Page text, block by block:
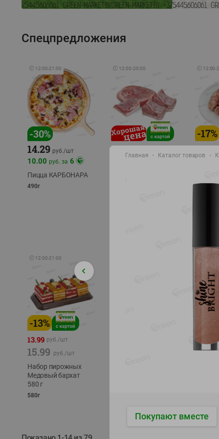
Спецпредложения
🕘 12:00-21:00
-30%
14.29 руб./шт
10.00 руб. за 6
Пицца КАРБОНАРА
490г
🕘 12:00-20:00 🕘 12:00-
-17%
11.99
🕘 12:00-21:00
-13%
13.99 руб./шт
15.99 руб./шт
Набор пирожных
Медовый бархат
580 г
580г
-24%
4.99
ТОФУ
Главная Каталог товаров
Покупают вместе